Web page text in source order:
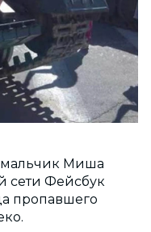
мальчик Миша
сети Фейсбук
пропавшего